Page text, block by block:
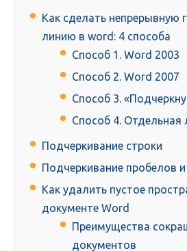
Как сделать непрерывную
линию в word: 4 способа
Способ 1. Word 2003
Способ 2. Word 2007
Способ 3.
Способ 4. Отдельная
Подчеркивание строки
Подчеркивание пробелов
Как удалить пустое
документе Word
Преимущества
документов